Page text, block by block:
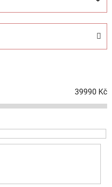
39990 Kč